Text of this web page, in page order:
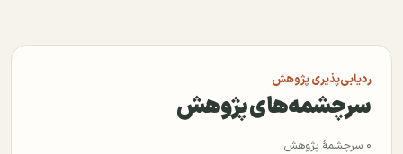
ردیابی‌پذیری پژوهش
سرچشمه‌های پژوهش
۰ سرچشمهٔ پژوهش